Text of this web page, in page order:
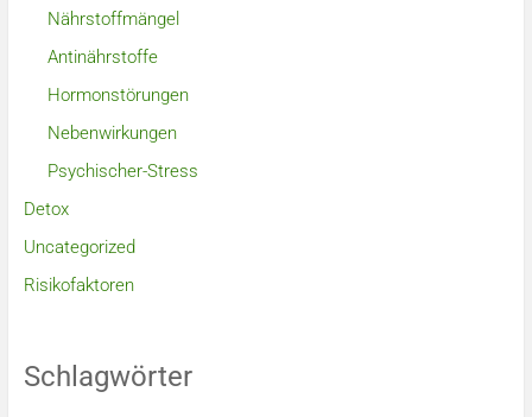
Nährstoffmängel
Antinährstoffe
Hormonstörungen
Nebenwirkungen
Psychischer-Stress
Detox
Uncategorized
Risikofaktoren
Schlagwörter